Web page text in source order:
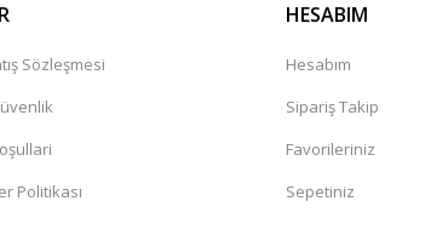
Sözleşmesi
Politikası
HESABIM
Hesabım
Sipariş Takip
Favorileriniz
Sepetiniz